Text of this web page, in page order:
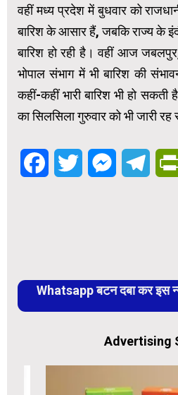
वहीं मध्य प्रदेश में बुधवार को
बारिश के आसार हैं, जबकि राज्‍य के
बारिश हो रही है। वहीं आज
भोपाल संभाग में भी बारिश की
कहीं-कहीं भारी बारिश भी हो
का सिलसिला गुरुवार को भी जारी
FacebookTwitter Messenger
Whatsapp बटन दबा कर इस
Advertising